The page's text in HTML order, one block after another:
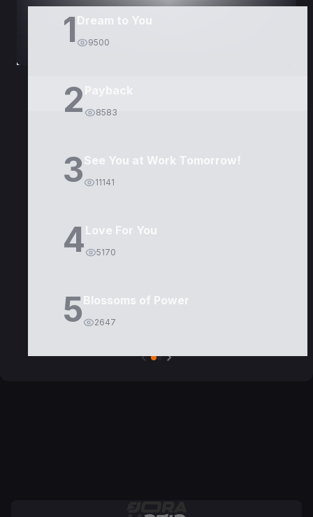
1 Dream to You
9500
2 8583
3See You at Work Tomorrow!
11141
4Love For You
5170
5Blossoms of Power
2647